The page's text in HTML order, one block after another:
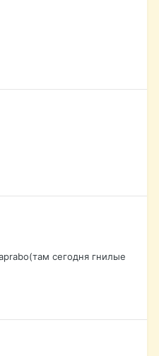
сегодня гнилые